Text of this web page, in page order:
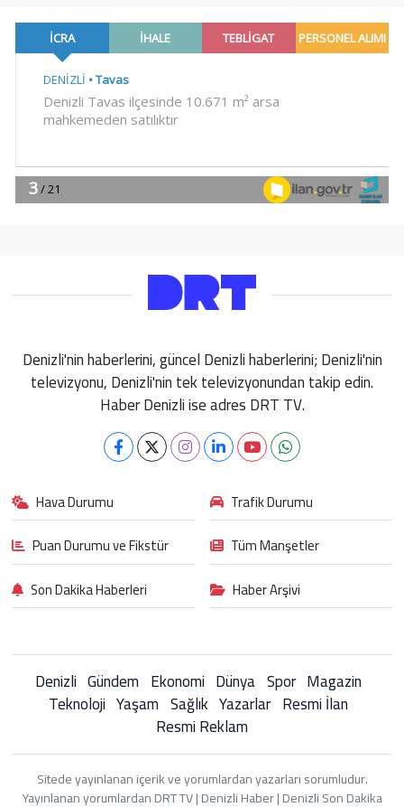
Denizli'nin haberlerini, güncel Denizli haberlerini; Denizli'nin
televizyonu, Denizli'nin tek televizyonundan takip edin.
Haber Denizli ise adres DRT TV.
Hava Durumu
Trafik Durumu
Puan Durumu ve Fikstür
Tüm Manşetler
Son Dakika Haberleri
Haber Arşivi
Denizli Gündem Ekonomi Dünya Spor Magazin
Teknoloji Yaşam Sağlık Yazarlar Resmi İlan
Resmi Reklam
Sitede yayınlanan içerik ve yorumlardan yazarları sorumludur.
Yayınlanan yorumlardan DRT TV | Denizli Haber | Denizli Son Dakika